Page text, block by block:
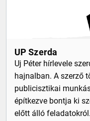
UP Szerda
Uj Péter hírlevele
hajnalban. A szerző
publicisztikai
építkezve bontja ki
előtt álló feladatokról.